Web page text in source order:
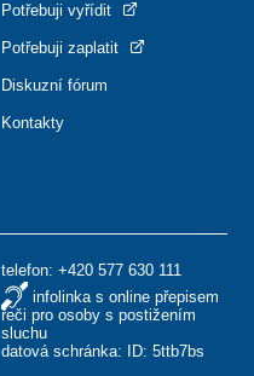
telefon: +420 577 630 111
infolinka s online přepisem
řeči pro osoby s postižením
sluchu
datová schránka: ID: 5ttb7bs
Potřebuji vyřídit
Potřebuji zaplatit
Diskuzní fórum
Kontakty